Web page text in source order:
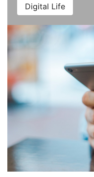
Digital Life